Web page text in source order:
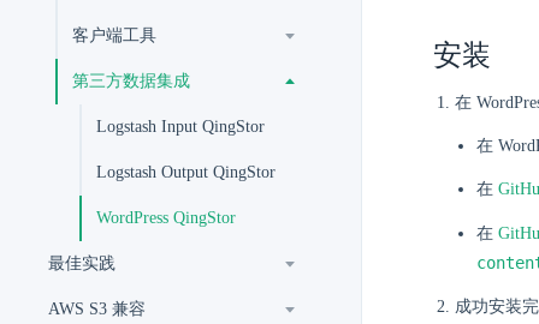
客户端工具
第三方数据集成
Logstash Input QingStor
Logstash Output QingStor
WordPress QingStor
最佳实践
AWS S3 兼容
安装
在
在
在
在
成功安装